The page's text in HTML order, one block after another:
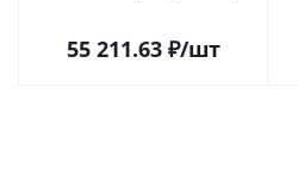
55 211.63₽/шт